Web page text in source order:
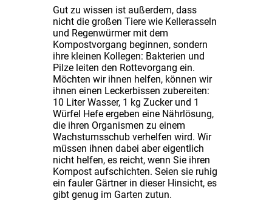
Gut zu wissen ist außerdem, dass
nicht die großen Tiere wie Kellerasseln
und Regenwürmer mit dem
Kompostvorgang beginnen, sondern
ihre kleinen Kollegen: Bakterien und
Pilze leiten den Rottevorgang ein.
Möchten wir ihnen helfen, können wir
ihnen einen Leckerbissen zubereiten:
10 Liter Wasser, 1 kg Zucker und 1
Würfel Hefe ergeben eine Nährlösung,
die ihren Organismen zu einem
Wachstumsschub verhelfen wird. Wir
müssen ihnen dabei aber eigentlich
nicht helfen, es reicht, wenn Sie ihren
Kompost aufschichten. Seien sie ruhig
ein fauler Gärtner in dieser Hinsicht, es
gibt genug im Garten zutun.